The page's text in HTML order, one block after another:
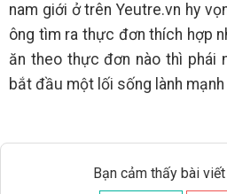
nam giới ở trên Yeutre.vn hy
ông tìm ra thực đơn thích hợp
ăn theo thực đơn nào thì phái
bắt đầu một lối sống lành
Bạn cảm thấy bài